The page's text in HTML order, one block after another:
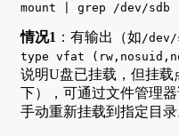
mount | grep /dev/sdb
情况1 ：有输出（如/dev/
type vfat
说明U盘已挂载，但挂载
下），可通过文件管理器
手动重新挂载到指定目录